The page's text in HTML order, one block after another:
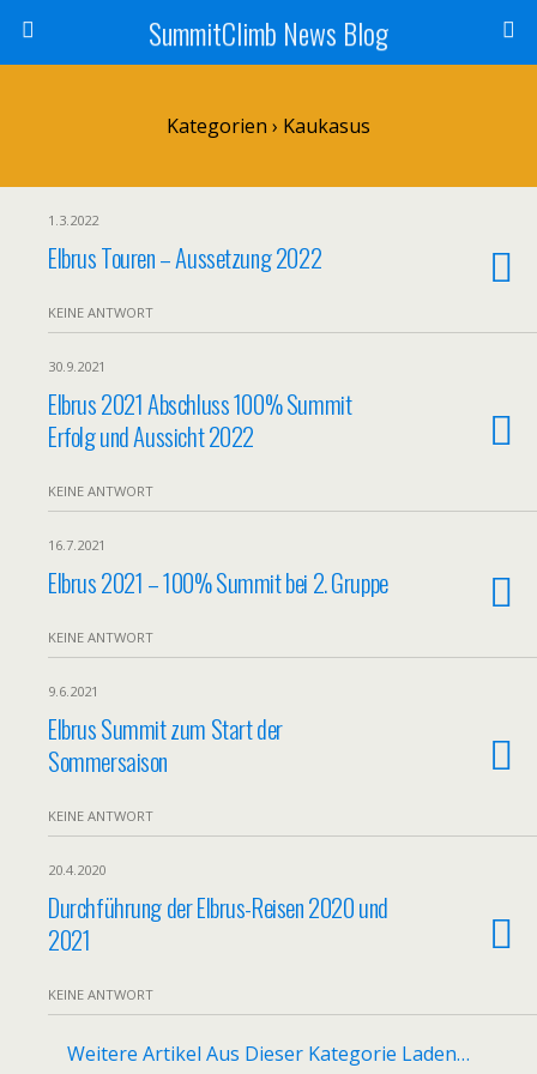
SummitClimb News Blog
Kategorien › Kaukasus
1.3.2022
Elbrus Touren – Aussetzung 2022
KEINE ANTWORT
30.9.2021
Elbrus 2021 Abschluss 100% Summit
Erfolg und Aussicht 2022
KEINE ANTWORT
16.7.2021
Elbrus 2021 – 100% Summit bei 2. Gruppe
KEINE ANTWORT
9.6.2021
Elbrus Summit zum Start der
Sommersaison
KEINE ANTWORT
20.4.2020
Durchführung der Elbrus-Reisen 2020 und
2021
KEINE ANTWORT
Weitere Artikel Aus Dieser Kategorie Laden…